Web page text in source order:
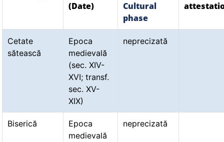
(Date)
Cultural
phase
Cetate
sătească
Epoca
medievală
(sec. XIV-
XVI; transf.
sec. XV-
XIX)
neprecizată
Biserică
Epoca
medievală
neprecizată